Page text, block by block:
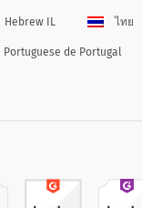
Hebrew IL ไทย
Portuguese de Portugal